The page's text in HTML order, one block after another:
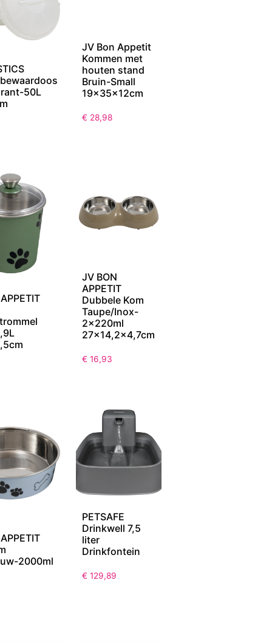
50L
JV Bon Appetit
Kommen met
houten stand
Bruin-Small
19x35x12cm
€ 28,98
JV BON
APPETIT
Dubbele Kom
Taupe/Inox-
2x220ml
27×14,2×4,7cm
€ 16,93
2000ml
PETSAFE
Drinkwell 7,5
liter
Drinkfontein
€ 129,89